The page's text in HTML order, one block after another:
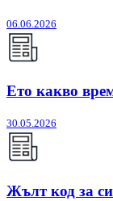
06.06.2026
Ето какво
30.05.2026
Жълт код за